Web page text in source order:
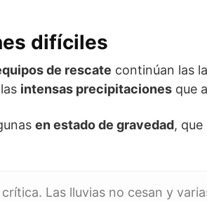
difíciles
de rescate continúan las
intensas precipitaciones que
en estado de gravedad,
Las lluvias no cesan y